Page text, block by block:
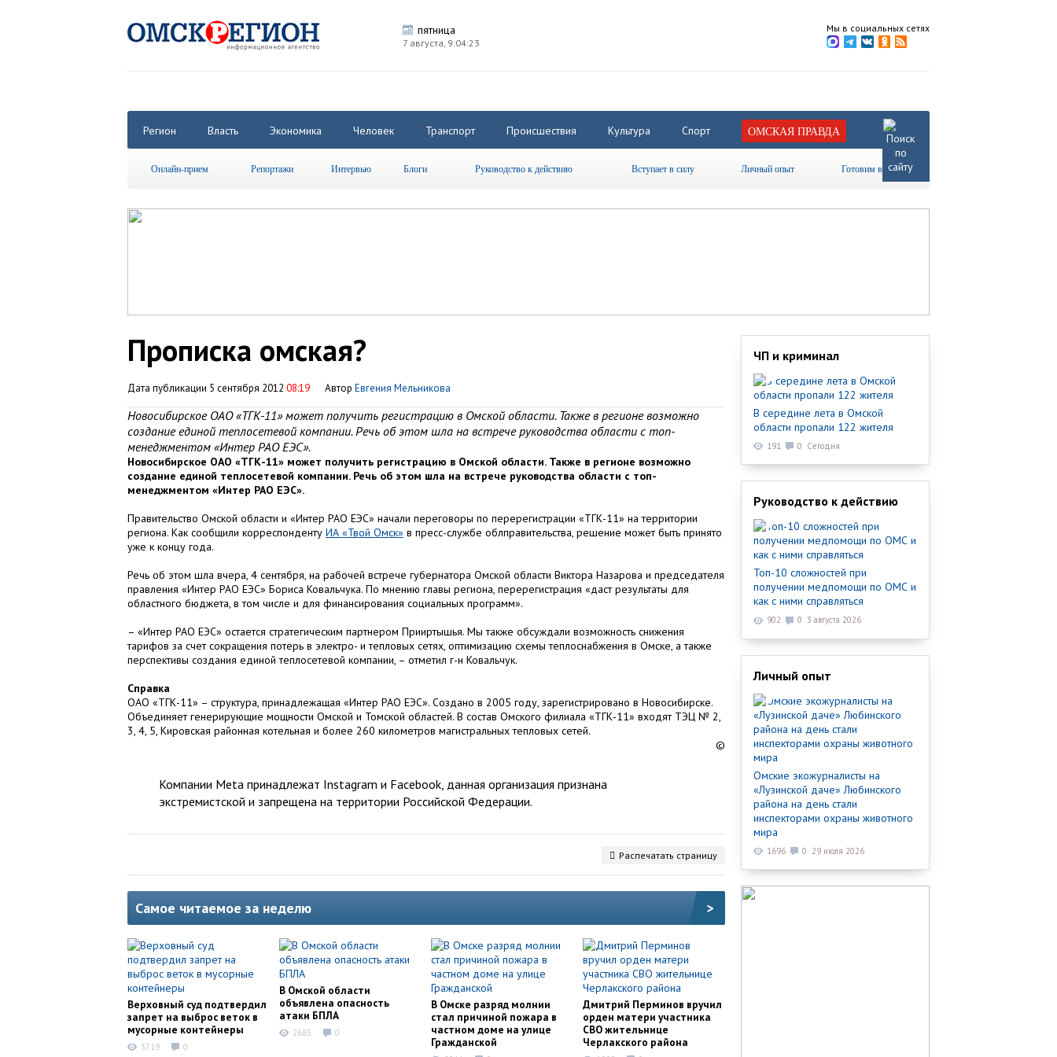
пятница
7 августа, 9:04:23
Мы в социальных сетях
Регион Власть Экономика Человек Транспорт Происшествия Культура Спорт ОМСКАЯ ПРАВДА
Онлайн-прием Репортажи Интервью Блоги Руководство к действию Вступает в силу Личный опыт Готовим вместе
Прописка омская?
Дата публикации 5 сентября 2012 08:19 Автор Евгения Мельникова
Новосибирское ОАО «ТГК-11» может получить регистрацию в Омской области. Также в регионе возможно
создание единой теплосетевой компании. Речь об этом шла на встрече руководства области с топ-
менеджментом «Интер РАО ЕЭС».
Новосибирское ОАО «ТГК-11» может получить регистрацию в Омской области. Также в регионе возможно
создание единой теплосетевой компании. Речь об этом шла на встрече руководства области с топ-
менеджментом «Интер РАО ЕЭС».
Правительство Омской области и «Интер РАО ЕЭС» начали переговоры по перерегистрации «ТГК-11» на территории
региона. Как сообщили корреспонденту ИА «Твой Омск» в пресс-службе облправительства, решение может быть принято
уже к концу года.
Речь об этом шла вчера, 4 сентября, на рабочей встрече губернатора Омской области Виктора Назарова и председателя
правления «Интер РАО ЕЭС» Бориса Ковальчука. По мнению главы региона, перерегистрация «даст результаты для
областного бюджета, в том числе и для финансирования социальных программ».
– «Интер РАО ЕЭС» остается стратегическим партнером Прииртышья. Мы также обсуждали возможность снижения
тарифов за счет сокращения потерь в электро- и тепловых сетях, оптимизацию схемы теплоснабжения в Омске, а также
перспективы создания единой теплосетевой компании, – отметил г-н Ковальчук.
Справка
ОАО «ТГК-11» – структура, принадлежащая «Интер РАО ЕЭС». Создано в 2005 году, зарегистрировано в Новосибирске.
Объединяет генерирующие мощности Омской и Томской областей. В состав Омского филиала «ТГК-11» входят ТЭЦ № 2,
3, 4, 5, Кировская районная котельная и более 260 километров магистральных тепловых сетей.
©
Компании Meta принадлежат Instagram и Facebook, данная организация признана
экстремистской и запрещена на территории Российской Федерации.
Распечатать страницу
Самое читаемое за неделю >
Верховный суд подтвердил
запрет на выброс веток в
мусорные контейнеры
3719 0
В Омской области
объявлена опасность
атаки БПЛА
2685 0
В Омске разряд молнии
стал причиной пожара в
частном доме на улице
Гражданской
Дмитрий Перминов вручил
орден матери участника
СВО жительнице
Черлакского района
ЧП и криминал
В середине лета в Омской
области пропали 122 жителя
191 0 Сегодня
Руководство к действию
Топ-10 сложностей при
получении медпомощи по ОМС и
как с ними справляться
902 0 3 августа 2026
Личный опыт
Омские экожурналисты на
«Лузинской даче» Любинского
района на день стали
инспекторами охраны животного
мира
1696 0 29 июля 2026